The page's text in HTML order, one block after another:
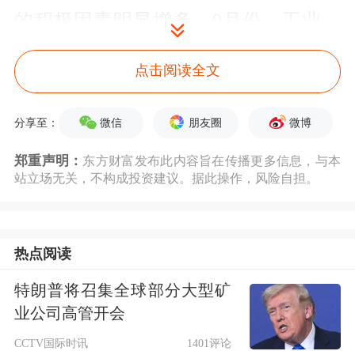
的积极因素明显增多。9月份，工业、
服务业、消费、投资等主要指标边际改
善；10月份是增量政策推出后的第一个
月，主要经济指标进一步好转。作为每
月发布的首个经济数据，11月份PMI数
据透露出四季度经济的更多暖意。
升0.2个百分点至50.3%，连续3个月上
升，且连续2个月运行在扩张区间，创7
个月以来新高。其中，两方面数据尤其
点击阅读全文
分享至： 微信 朋友圈 微博
郑重声明： 东方财富发布此内容旨在传播更多信息，与本
站立场无关，不构成投资建议。据此操作，风险自担。
热点阅读
特朗普将召集全球部分大型矿
业公司高管开会
CCTV国际时讯 1401评论